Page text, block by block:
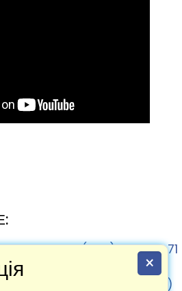
13-В:(067) 884-17-71
В:
(095)
×